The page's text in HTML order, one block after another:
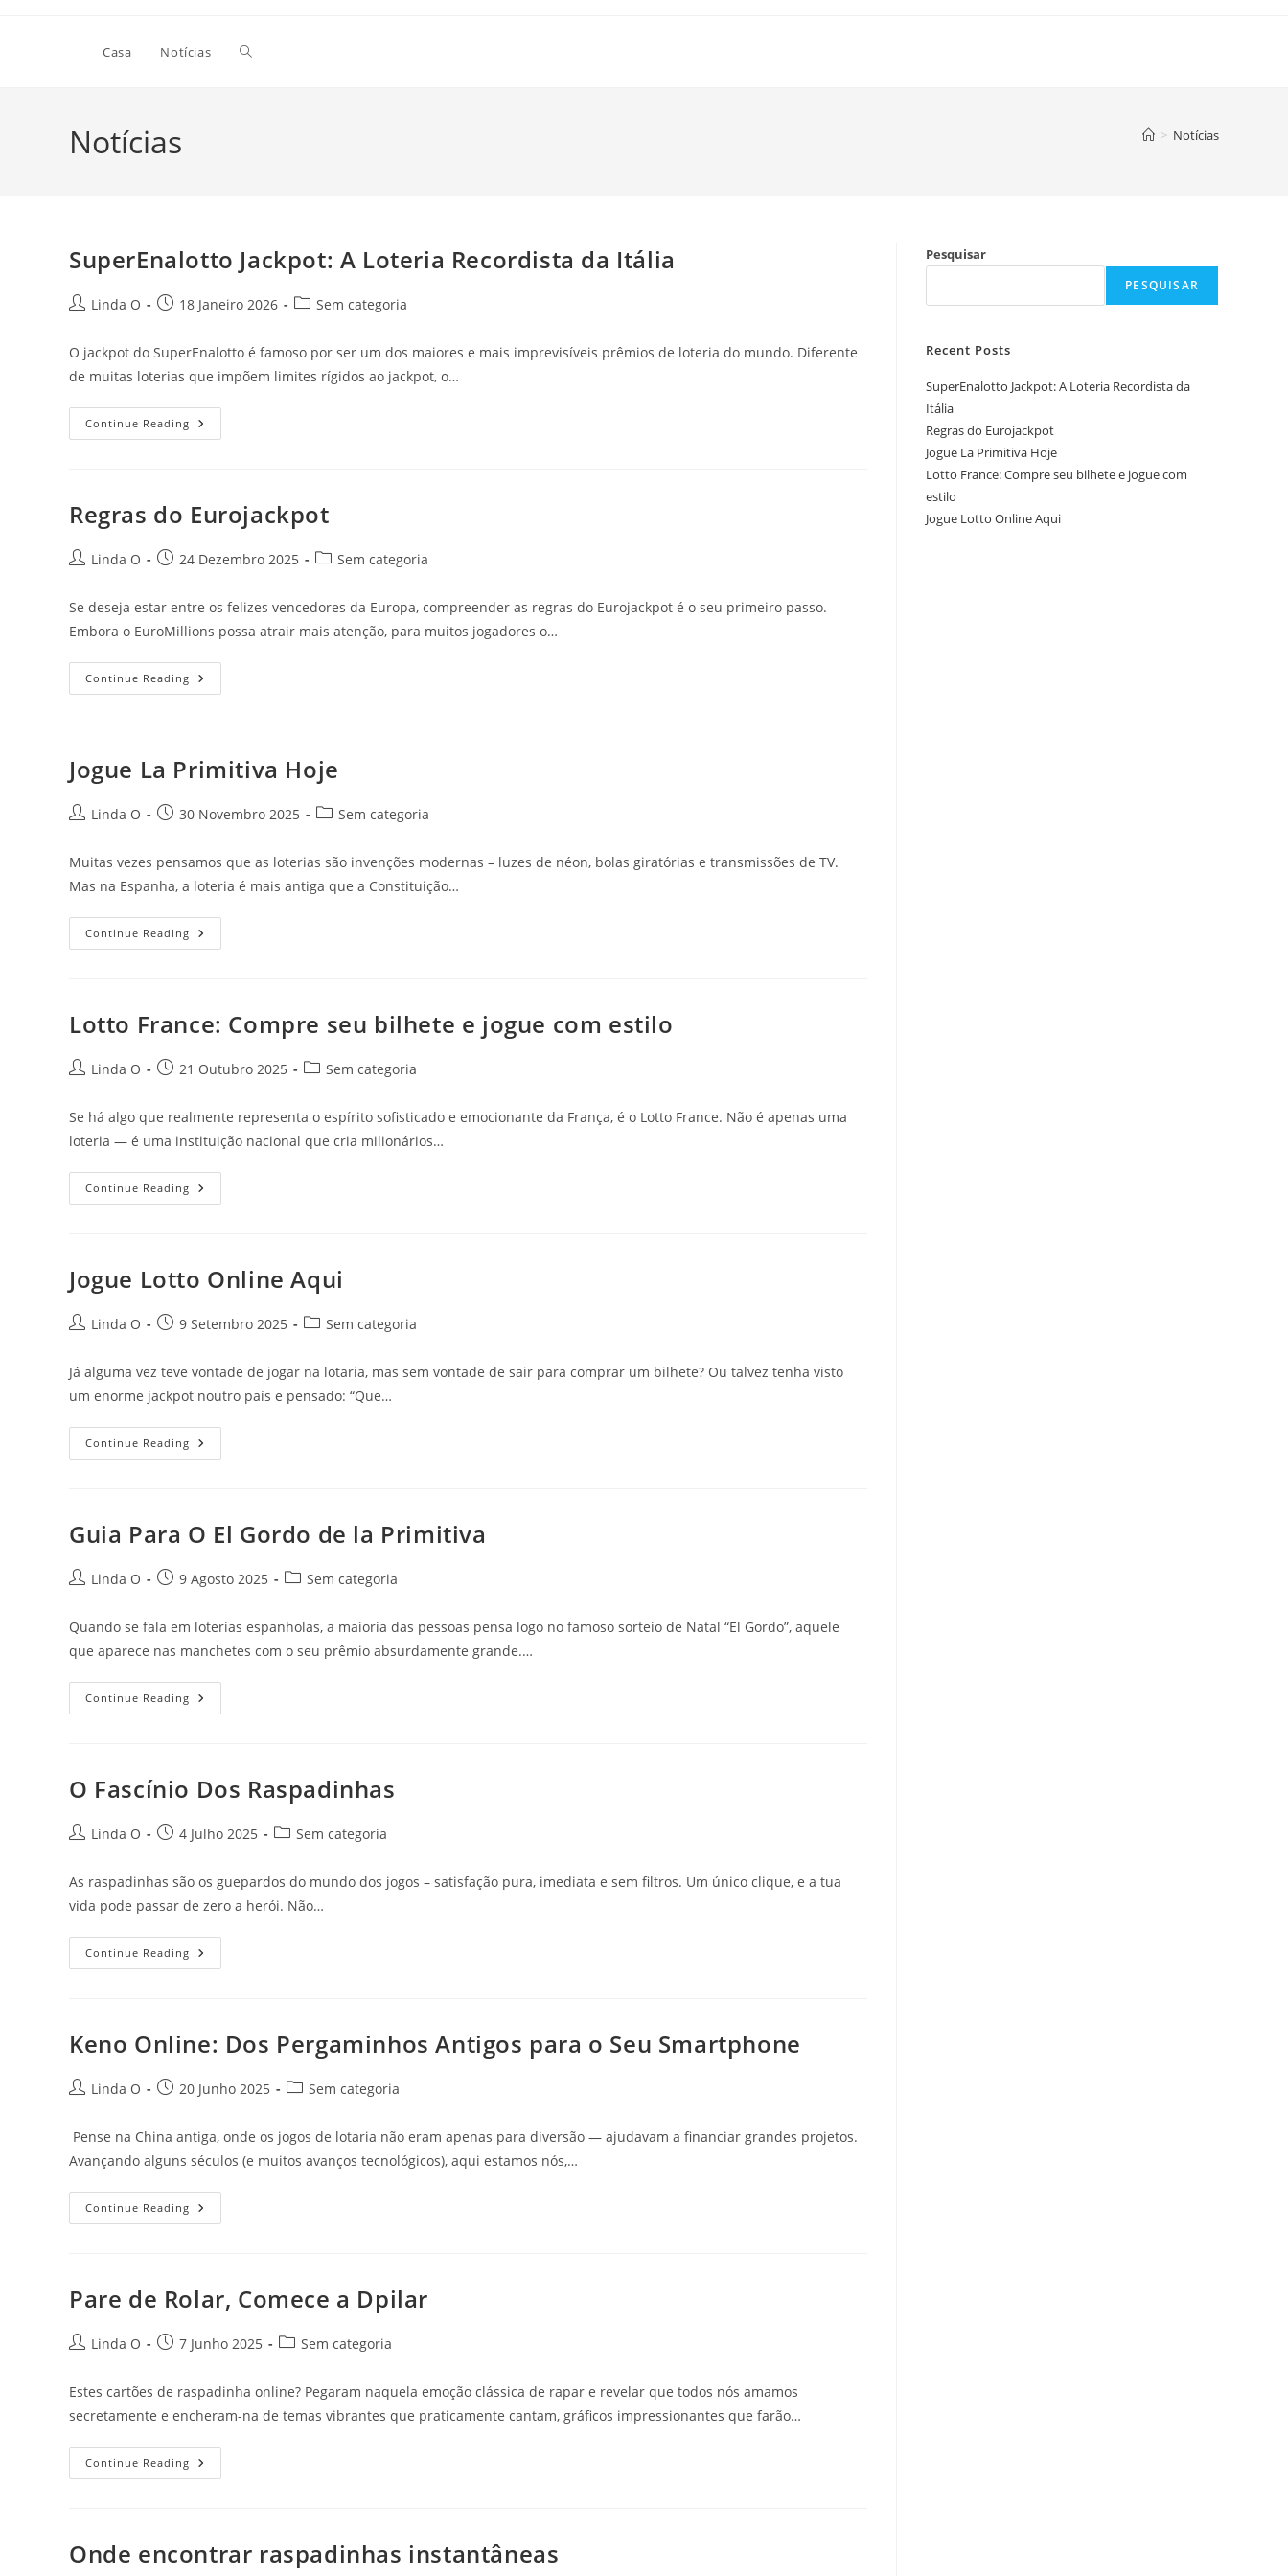
Casa Notícias Toggle
Notícias > Notícias
SuperEnalotto Jackpot: A Loteria Recordista da Itália
PostLinda O
Post18 Janeiro 2026
PostSem categoria
O jackpot do SuperEnalotto é famoso por ser um dos maiores e mais imprevisíveis prêmios de loteria do mundo. Diferente
de muitas loterias que impõem limites rígidos ao jackpot, o…
Continue Reading SuperEnalotto
Jackpot:
Itália
Regras do Eurojackpot
PostLinda O
Post24 Dezembro 2025
PostSem categoria
Se deseja estar entre os felizes vencedores da Europa, compreender as regras do Eurojackpot é o seu primeiro passo.
Embora o EuroMillions possa atrair mais atenção, para muitos jogadores o…
Continue Reading Regras
Do
Jogue La Primitiva Hoje
PostLinda O
Post30 Novembro 2025
PostSem categoria
Muitas vezes pensamos que as loterias são invenções modernas – luzes de néon, bolas giratórias e transmissões de TV.
Mas na Espanha, a loteria é mais antiga que a Constituição…
Continue Reading Jogue
La
Lotto France: Compre seu bilhete e jogue com estilo
PostLinda O
Post21 Outubro 2025
PostSem categoria
Se há algo que realmente representa o espírito sofisticado e emocionante da França, é o Lotto France. Não é apenas uma
loteria — é uma instituição nacional que cria milionários…
Continue Reading Lotto
France:
Jogue
Com
Jogue Lotto Online Aqui
PostLinda O
Post9 Setembro 2025
PostSem categoria
Já alguma vez teve vontade de jogar na lotaria, mas sem vontade de sair para comprar um bilhete? Ou talvez tenha visto
um enorme jackpot noutro país e pensado: “Que…
Continue Reading Jogue
Lotto
Guia Para O El Gordo de la Primitiva
PostLinda O
Post9 Agosto 2025
PostSem categoria
Quando se fala em loterias espanholas, a maioria das pessoas pensa logo no famoso sorteio de Natal “El Gordo”, aquele
que aparece nas manchetes com o seu prêmio absurdamente grande.…
Continue Reading Guia
Para
La
Primitiva
O Fascínio Dos Raspadinhas
PostLinda O
Post4 Julho 2025
PostSem categoria
As raspadinhas são os guepardos do mundo dos jogos – satisfação pura, imediata e sem filtros. Um único clique, e a tua
vida pode passar de zero a herói. Não…
Continue Reading O
Fascínio
Keno Online: Dos Pergaminhos Antigos para o Seu Smartphone
PostLinda O
Post20 Junho 2025
PostSem categoria
Pense na China antiga, onde os jogos de lotaria não eram apenas para diversão — ajudavam a financiar grandes projetos.
Avançando alguns séculos (e muitos avanços tecnológicos), aqui estamos nós,…
Continue Reading Keno
Online:
O
Seu
Smartphone
Pare de Rolar, Comece a Dpilar
PostLinda O
Post7 Junho 2025
PostSem categoria
Estes cartões de raspadinha online? Pegaram naquela emoção clássica de rapar e revelar que todos nós amamos
secretamente e encheram-na de temas vibrantes que praticamente cantam, gráficos impressionantes que farão…
Continue Reading Pare
De
Onde encontrar raspadinhas instantâneas
Pesquisar
PESQUISAR
Recent Posts
SuperEnalotto Jackpot: A Loteria Recordista da
Itália
Regras do Eurojackpot
Jogue La Primitiva Hoje
Lotto France: Compre seu bilhete e jogue com
estilo
Jogue Lotto Online Aqui